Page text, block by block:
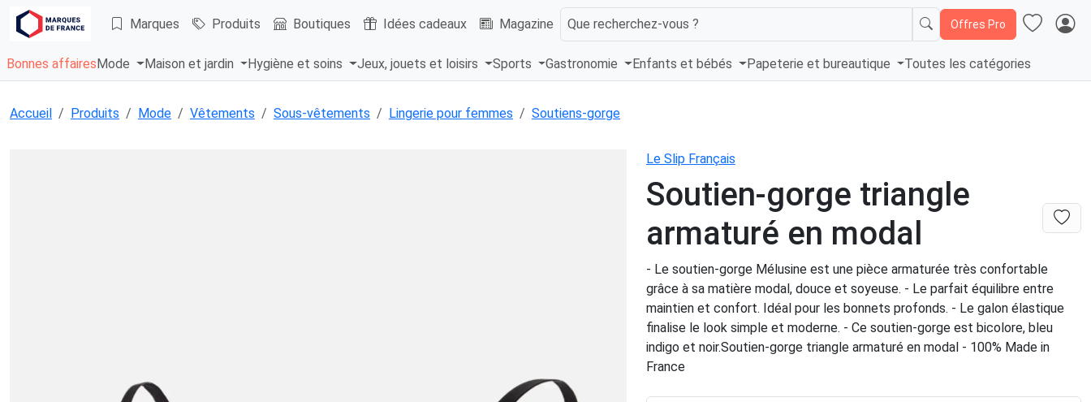
Marques Produits Boutiques Idées cadeaux Magazine Que recherchez-vous ? Offres Pro
Bonnes affaires Mode Maison et jardin Hygiène et soins Jeux, jouets et loisirs Sports Gastronomie Enfants et bébés Papeterie et bureautique Toutes les catégories
Accueil Produits Mode Vêtements Sous-vêtements Lingerie pour femmes Soutiens-gorge
Le Slip Français
Soutien-gorge triangle
armaturé en modal
- Le soutien-gorge Mélusine est une pièce armaturée très confortable
grâce à sa matière modal, douce et soyeuse. - Le parfait équilibre entre
maintien et confort. Idéal pour les bonnets profonds. - Le galon élastique
finalise le look simple et moderne. - Ce soutien-gorge est bicolore, bleu
indigo et noir.Soutien-gorge triangle armaturé en modal - 100% Made in
France